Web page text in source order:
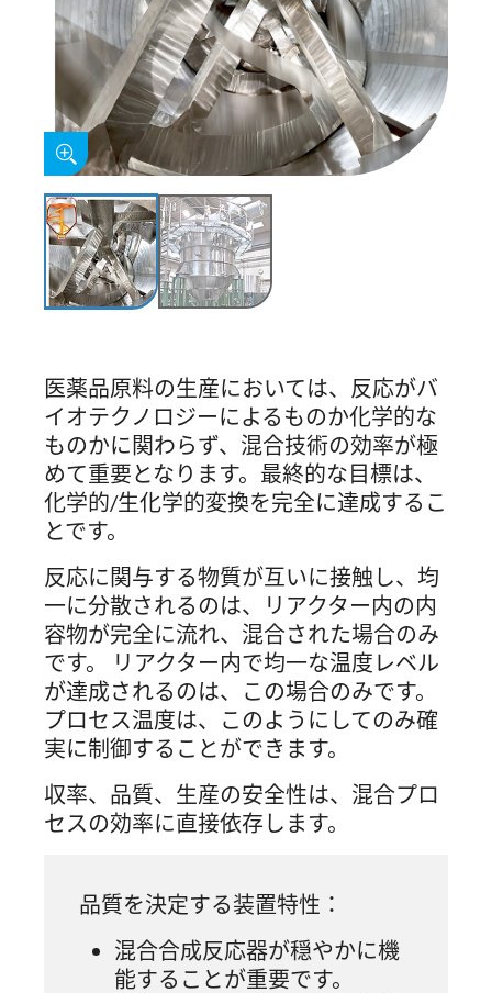
医薬品原料の生産においては、反応がバ
イオテクノロジーによるものか化学的な
ものかに関わらず、混合技術の効率が極
めて重要となります。最終的な目標は、
化学的/生化学的変換を完全に達成するこ
とです。
反応に関与する物質が互いに接触し、均
一に分散されるのは、リアクター内の内
容物が完全に流れ、混合された場合のみ
です。 リアクター内で均一な温度レベル
が達成されるのは、この場合のみです。
プロセス温度は、このようにしてのみ確
実に制御することができます。
収率、品質、生産の安全性は、混合プロ
セスの効率に直接依存します。
品質を決定する装置特性：
混合合成反応器が穏やかに機
能することが重要です。